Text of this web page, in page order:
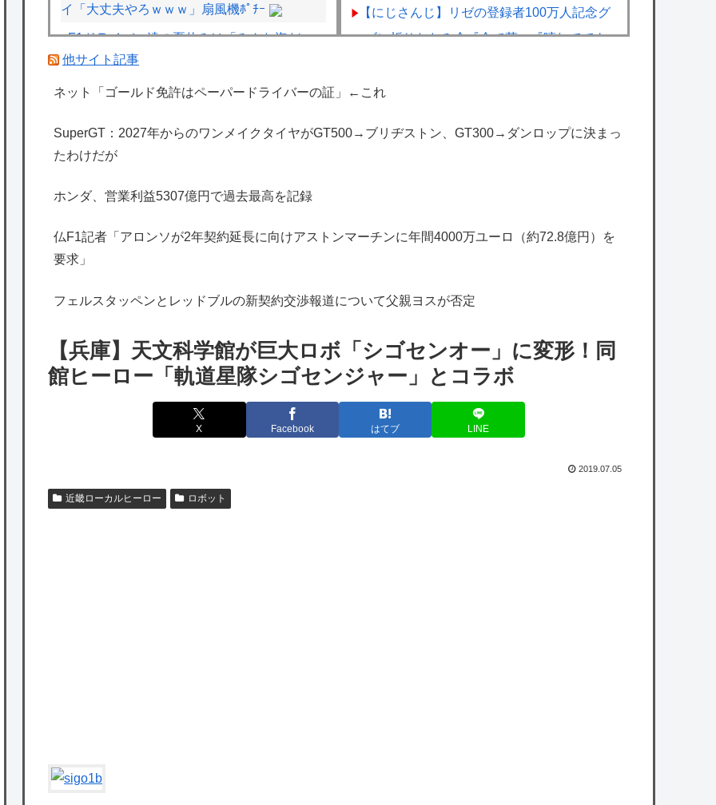
イ「大丈夫やろｗｗｗ」扇風機ﾎﾟﾁｰ
F1ドライバー達の夏休みは「みんな海だ
な」「南半球にスキーしに行くやついねえの
か」との意見
増、FODのF1配信や外部プラットフォーム向
F1ハンガリーGPのアストンマーチンの改善
努力のおかげ」
出たあの親日経営者に海外が大騒ぎ
の為替介入再びで海外が大騒ぎ
韓国人「実は日本経済を支えて生かしている
のは韓国人である理由がこちら…」→「日本
も感謝してるらしい…（ﾌﾞﾙﾌﾞﾙ」＝韓国の反
海外「日本よ、お前がナンバーワンだ」 熊
本地震直後の日本の対応のスピードに世界が
★【ワートリ】2周目も全員でやる隊と分担
【にじさんじ】リゼの登録者100万人記念グ
ッズに折りたたみ傘『傘で草』『晴れてても
【ホロライブ】泉パッパが水着ミオしゃイラ
【デレマス×仮面ライダー】仮面ライダーバ
【シャニマス】みんなに日焼け止めを塗る灯
織
【ミリシタ】「アイグラ 先行プロデュース
版」夏の特別プレゼント開催!! 「アイグラ」
他サイト記事
ネット「ゴールド免許はペーパードライバーの証」←これ
SuperGT：2027年からのワンメイクタイヤがGT500→ブリヂストン、GT300→ダンロップに決まっ
たわけだが
ホンダ、営業利益5307億円で過去最高を記録
仏F1記者「アロンソが2年契約延長に向けアストンマーチンに年間4000万ユーロ（約72.8億円）を
要求」
フェルスタッペンとレッドブルの新契約交渉報道について父親ヨスが否定
【兵庫】天文科学館が巨大ロボ「シゴセンオー」に変形！同
館ヒーロー「軌道星隊シゴセンジャー」とコラボ
X Facebook はてブ LINE
2019.07.05
近畿ローカルヒーロー ロボット